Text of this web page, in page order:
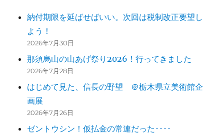
ン
納付期限を延ばせばいい。次回は税制改正要望し
よう！
2026年7月30日
那須烏山の山あげ祭り2026！行ってきました
2026年7月28日
はじめて見た、信長の野望 ＠栃木県立美術館企
画展
2026年7月26日
ゼントウシン！仮払金の常連だった････